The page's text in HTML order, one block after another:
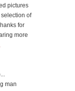
pictures
of
for
more
man